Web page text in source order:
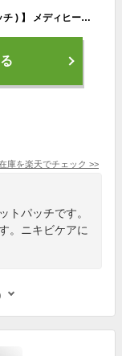
【ピンポイント集中ケア スポットパッチ ( 60パッチ ) 】 メディヒール ティーツリーカーミングスポットパッチ ニキビパッチ 韓国 メディヒール ティーツリー スポットパッチ パッチ 韓国コスメ スキンケア 韓国化粧品 保湿 肌荒れ 肌あれ mediheal 極薄パッチ 持ち運び
庫を楽天でチェック >>
トパッチです。
。ニキビケアに